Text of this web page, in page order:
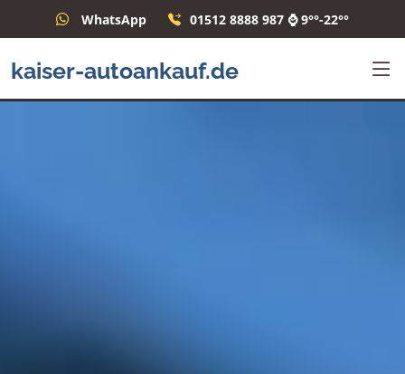
WhatsApp 01512 8888 987 ⌚ 9°°-22°°
kaiser-autoankauf.de